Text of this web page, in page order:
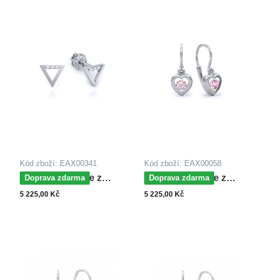
Kód zboží: EAX00341
Doprava zdarma
MOISS náušnice z
bílého zlata
5 225,00 Kč
Kód zboží: EAX00058
Doprava zdarma
MOISS náušnice z
bílého zlata SRDCE
5 225,00 Kč